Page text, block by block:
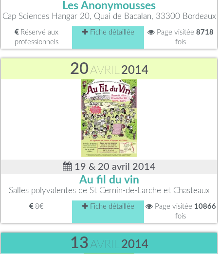
Les Anonymousses
Cap Sciences Hangar 20, Quai de Bacalan, 33300 Bordeaux
Réservé aux
professionnels
Fiche détaillée Page visitée 8718
fois
20AVRIL2014
19 & 20 avril 2014
Au fil du vin
Salles polyvalentes de St Cernin-de-Larche et Chasteaux
8€ Fiche détaillée Page visitée 10866
fois
13AVRIL 2014